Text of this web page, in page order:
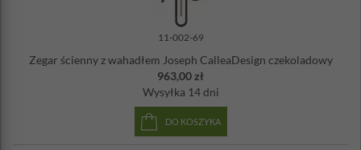
11-002-69
Zegar ścienny z wahadłem Joseph CalleaDesign czekoladowy
963,00 zł
Wysyłka 14 dni
DO KOSZYKA